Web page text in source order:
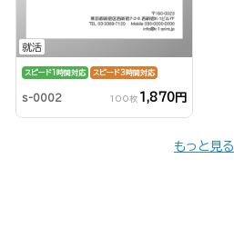
就活
スピード1時間対応 スピード3時間対応
s-0002 100枚 1,870円
もっと見る